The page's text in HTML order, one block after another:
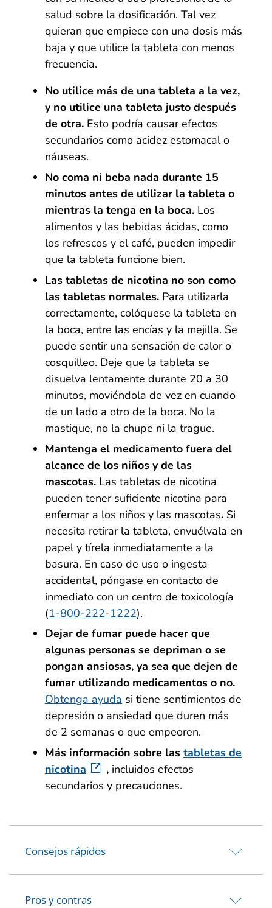
salud sobre la dosificación. Tal vez
quieran que empiece con una dosis más
baja y que utilice la tableta con menos
frecuencia.
No utilice más de una tableta a la vez,
y no utilice una tableta justo después
de otra. Esto podría causar efectos
secundarios como acidez estomacal o
náuseas.
No coma ni beba nada durante 15
minutos antes de utilizar la tableta o
mientras la tenga en la boca. Los
alimentos y las bebidas ácidas, como
los refrescos y el café, pueden impedir
que la tableta funcione bien.
Las tabletas de nicotina no son como
las tabletas normales. Para utilizarla
correctamente, colóquese la tableta en
la boca, entre las encías y la mejilla. Se
puede sentir una sensación de calor o
cosquilleo. Deje que la tableta se
disuelva lentamente durante 20 a 30
minutos, moviéndola de vez en cuando
de un lado a otro de la boca. No la
mastique, no la chupe ni la trague.
Mantenga el medicamento fuera del
alcance de los niños y de las
mascotas. Las tabletas de nicotina
pueden tener suficiente nicotina para
enfermar a los niños y las mascotas. Si
necesita retirar la tableta, envuélvala en
papel y tírela inmediatamente a la
basura. En caso de uso o ingesta
accidental, póngase en contacto de
inmediato con un centro de toxicología
(1-800-222-1222).
Dejar de fumar puede hacer que
algunas personas se depriman o se
pongan ansiosas, ya sea que dejen de
fumar utilizando medicamentos o no.
Obtenga ayuda si tiene sentimientos de
depresión o ansiedad que duren más
de 2 semanas o que empeoren.
Más información sobre las tabletas de
nicotina
, incluidos efectos
secundarios y precauciones.
Consejos rápidos
Pros y contras